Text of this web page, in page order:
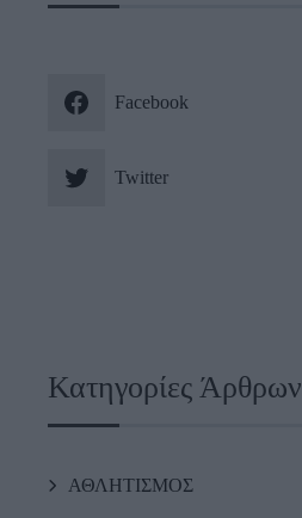
Facebook
Twitter
Κατηγορίες Άρθρων
ΑΘΛΗΤΙΣΜΟΣ